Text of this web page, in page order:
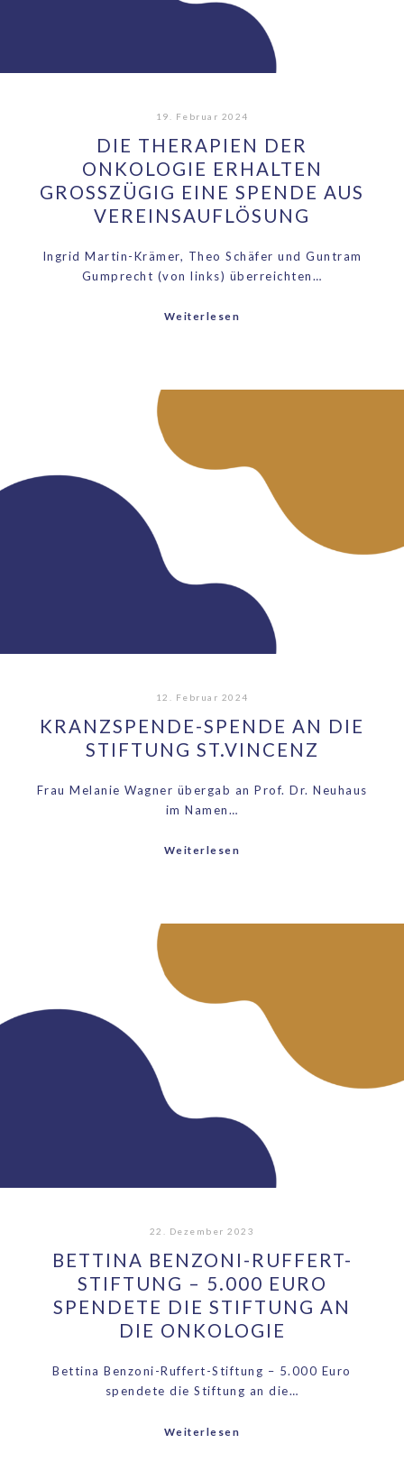
19. Februar 2024
DIE THERAPIEN DER
ONKOLOGIE ERHALTEN
GROSSZÜGIG EINE SPENDE AUS V
EREINSAUFLÖSUNG
Ingrid Martin-Krämer, Theo Schäfer und Guntram
Gumprecht (von links) überreichten…
Weiterlesen
12. Februar 2024
KRANZSPENDE-SPENDE AN DIE
STIFTUNG ST.VINCENZ
Frau Melanie Wagner übergab an Prof. Dr. Neuhaus
im Namen…
Weiterlesen
22. Dezember 2023
BETTINA BENZONI-RUFFERT-
STIFTUNG – 5.000 EURO
SPENDETE DIE STIFTUNG AN
DIE ONKOLOGIE
Bettina Benzoni-Ruffert-Stiftung – 5.000 Euro
spendete die Stiftung an die…
Weiterlesen